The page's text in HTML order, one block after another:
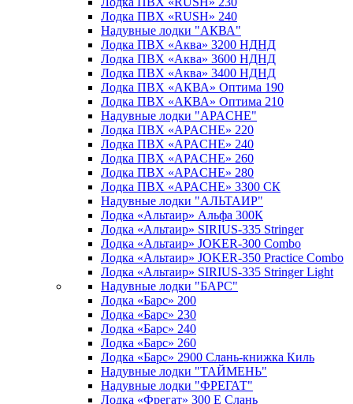
Лодка ПВХ «RUSH» 240
Надувные лодки "АКВА"
Лодка ПВХ «Аква» 3200 НДНД
Лодка ПВХ «Аква» 3600 НДНД
Лодка ПВХ «Аква» 3400 НДНД
Лодка ПВХ «АКВА» Оптима 190
Лодка ПВХ «АКВА» Оптима 210
Надувные лодки "APACHE"
Лодка ПВХ «APACHE» 220
Лодка ПВХ «APACHE» 240
Лодка ПВХ «APACHE» 260
Лодка ПВХ «APACHE» 280
Лодка ПВХ «APACHE» 3300 СК
Надувные лодки "АЛЬТАИР"
Лодка «Альтаир» Альфа 300К
Лодка «Альтаир» SIRIUS-335 Stringer
Лодка «Альтаир» JOKER-300 Combo
Лодка «Альтаир» JOKER-350 Practice Combo
Лодка «Альтаир» SIRIUS-335 Stringer Light
Надувные лодки "БАРС"
Лодка «Барс» 200
Лодка «Барс» 230
Лодка «Барс» 240
Лодка «Барс» 260
Лодка «Барс» 2900 Слань-книжка Киль
Надувные лодки "ТАЙМЕНЬ"
Надувные лодки "ФРЕГАТ"
Лодка «Фрегат» 300 Е Слань